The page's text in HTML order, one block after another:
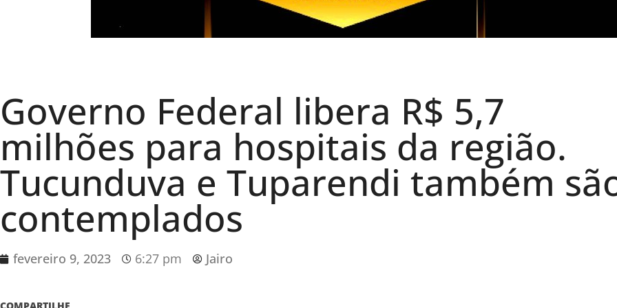
Governo Federal libera R$ 5,7
milhões para hospitais da região.
Tucunduva e Tuparendi também
contemplados
fevereiro 9, 2023 6:27 pm Jairo